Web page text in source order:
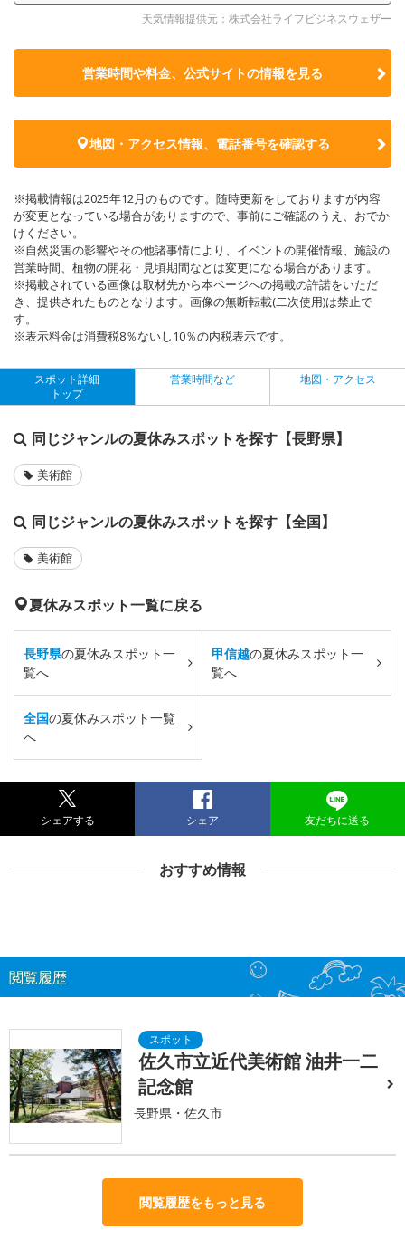
天気情報提供元：株式会社ライフビジネスウェザー
営業時間や料金、公式サイトの情報を見る
地図・アクセス情報、電話番号を確認する
※掲載情報は2025年12月のものです。随時更新をしておりますが内容
が変更となっている場合がありますので、事前にご確認のうえ、おでか
けください。
※自然災害の影響やその他諸事情により、イベントの開催情報、施設の
営業時間、植物の開花・見頃期間などは変更になる場合があります。
※掲載されている画像は取材先から本ページへの掲載の許諾をいただ
き、提供されたものとなります。画像の無断転載(二次使用)は禁止で
す。
※表示料金は消費税8％ないし10％の内税表示です。
スポット詳細
トップ
営業時間など 地図・アクセス
同じジャンルの夏休みスポットを探す【長野県】
美術館
同じジャンルの夏休みスポットを探す【全国】
美術館
夏休みスポット一覧に戻る
長野県の夏休みスポット一
覧へ
甲信越の夏休みスポット一
覧へ
全国の夏休みスポット一覧
へ
シェアする シェア 友だちに送る
おすすめ情報
閲覧履歴
佐久市立近代美術館 油井一二
記念館
長野県・佐久市
閲覧履歴をもっと見る